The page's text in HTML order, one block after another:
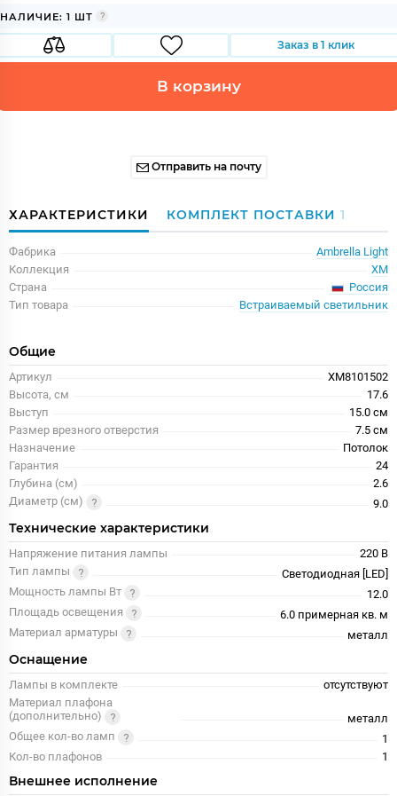
НАЛИЧИЕ: 1 ШТ
Заказ в 1 клик
В корзину
Отправить на почту
ХАРАКТЕРИСТИКИ КОМПЛЕКТ ПОСТАВКИ 1
Фабрика
Ambrella Light
Коллекция
XM
Страна
Россия
Тип товара
Встраиваемый светильник
Общие
Артикул
XM8101502
Высота, см
17.6
Выступ
15.0 см
Размер врезного отверстия
7.5 см
Назначение
Потолок
Гарантия
24
Глубина (см)
2.6
Диаметр (см)
9.0
Технические характеристики
Напряжение питания лампы
220 В
Тип лампы
Светодиодная [LED]
Мощность лампы Вт
12.0
Площадь освещения
6.0 примерная кв. м
Материал арматуры
металл
Оснащение
Лампы в комплекте
отсутствуют
Материал плафона
(дополнительно)
металл
Общее кол-во ламп
1
Кол-во плафонов
1
Внешнее исполнение